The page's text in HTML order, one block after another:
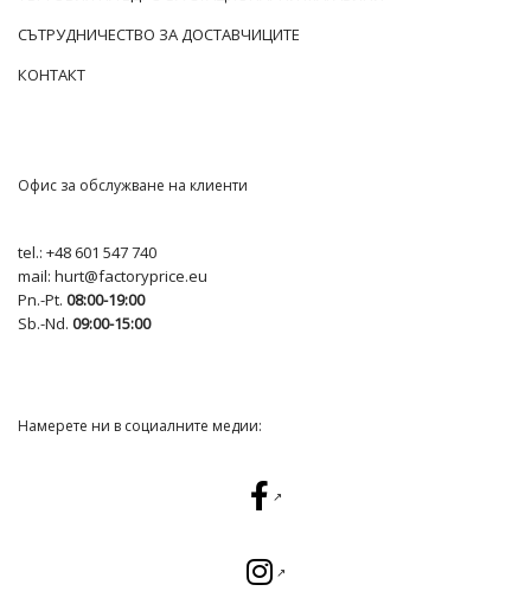
СЪТРУДНИЧЕСТВО ЗА ДОСТАВЧИЦИТЕ
КОНТАКТ
Офис за обслужване на клиенти
tel.: +48 601 547 740
mail: hurt@factoryprice.eu
Pn.-Pt. 08:00-19:00
Sb.-Nd. 09:00-15:00
Намерете ни в социалните медии: